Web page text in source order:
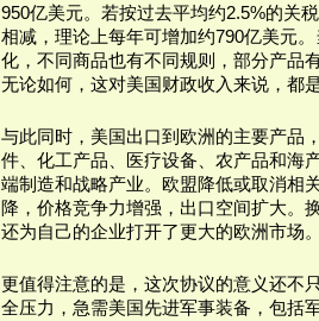
950亿美元。若按过去平均约2.5%的关
相减，理论上每年可增加约790亿美元
化，不同商品也有不同规则，部分产品
无论如何，这对美国财政收入来说，都
与此同时，美国出口到欧洲的主要产品
件、化工产品、医疗设备、农产品和海
端制造和战略产业。欧盟降低或取消相
降，价格竞争力增强，出口空间扩大。
还为自己的企业打开了更大的欧洲市场。
更值得注意的是，这次协议的意义还不
全压力，急需美国先进军事装备，包括